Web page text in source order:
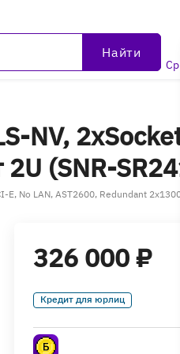
Найти
NV,
(SNR-
No LAN, AST2600, Redundant 2x1300
326 000 ₽
Кредит для юрлиц